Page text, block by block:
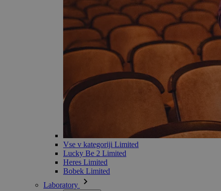
Vse v kategoriji Limited
Lucky Be 2 Limited
Heres Limited
Bobek Limited
Laboratory